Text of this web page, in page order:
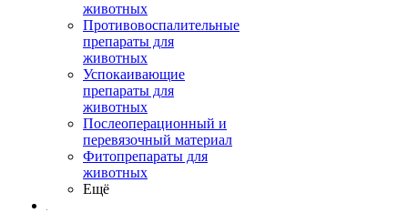
животных
Противовоспалительные
препараты для
животных
Успокаивающие
препараты для
животных
Послеоперационный и
перевязочный материал
Фитопрепараты для
животных
Ещё